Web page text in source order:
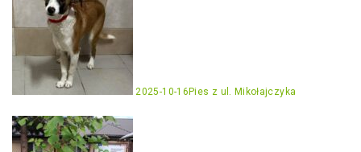
2025-10-16 Pies z ul. Mikołajczyka